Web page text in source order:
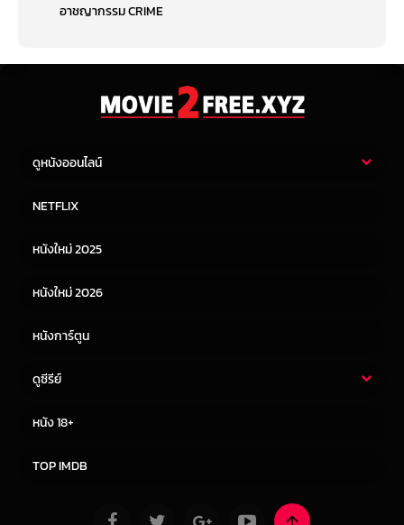
อาชญากรรม CRIME
ดูหนังออนไลน์
หนังจีน
NETFLIX
หนังใหม่ 2025
หนังใหม่ 2026
หนังการ์ตูน
ดูซีรีย์
หนัง 18+
TOP IMDB